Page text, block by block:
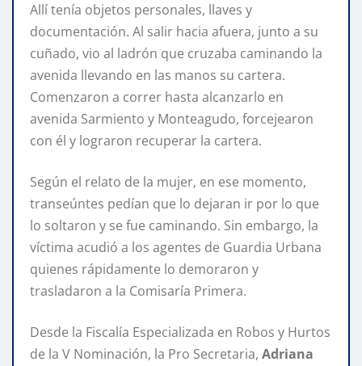
Allí tenía objetos personales, llaves y
documentación. Al salir hacia afuera, junto a su
cuñado, vio al ladrón que cruzaba caminando la
avenida llevando en las manos su cartera.
Comenzaron a correr hasta alcanzarlo en
avenida Sarmiento y Monteagudo, forcejearon
con él y lograron recuperar la cartera.
Según el relato de la mujer, en ese momento,
transeúntes pedían que lo dejaran ir por lo que
lo soltaron y se fue caminando. Sin embargo, la
víctima acudió a los agentes de Guardia Urbana
quienes rápidamente lo demoraron y
trasladaron a la Comisaría Primera.
Desde la Fiscalía Especializada en Robos y Hurtos
de la V Nominación, la Pro Secretaria, Adriana